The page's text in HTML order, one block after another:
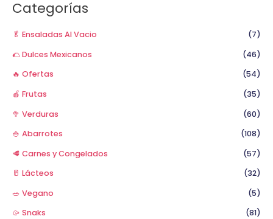
a
p
Categorías
🥬 Ensaladas Al Vacio
(7)
🌮 Dulces Mexicanos
(46)
🔥 Ofertas
(54)
🍎 Frutas
(35)
🥦 Verduras
(60)
🍚 Abarrotes
(108)
🥩 Carnes y Congelados
(57)
🥛 Lácteos
(32)
🥗 Vegano
(5)
🥠 Snaks
(81)